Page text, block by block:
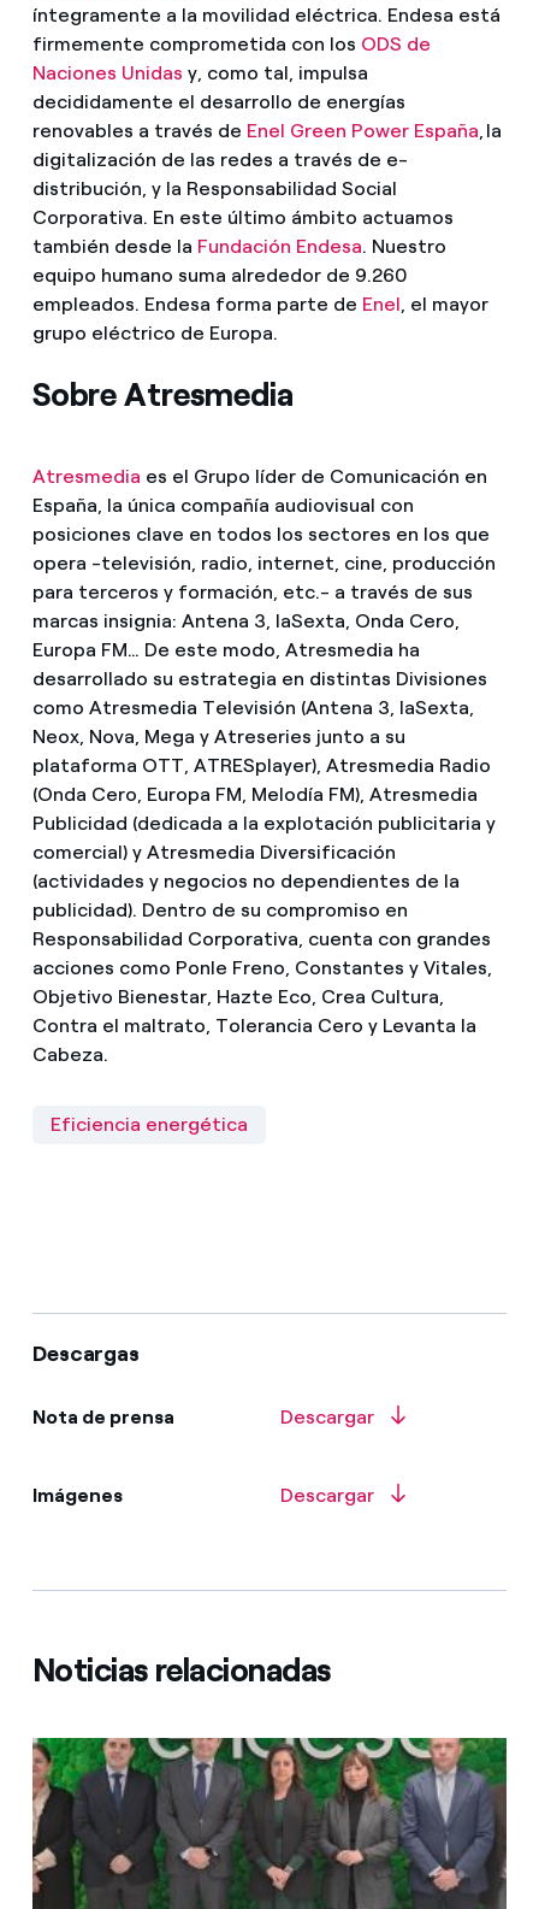
íntegramente a la movilidad eléctrica. Endesa está
firmemente comprometida con los ODS de
Naciones Unidas y, como tal, impulsa
decididamente el desarrollo de energías
renovables a través de Enel Green Power España, la
digitalización de las redes a través de e-
distribución, y la Responsabilidad Social
Corporativa. En este último ámbito actuamos
también desde la Fundación Endesa. Nuestro
equipo humano suma alrededor de 9.260
empleados. Endesa forma parte de Enel, el mayor
grupo eléctrico de Europa.
Sobre Atresmedia
Atresmedia es el Grupo líder de Comunicación en
España, la única compañía audiovisual con
posiciones clave en todos los sectores en los que
opera -televisión, radio, internet, cine, producción
para terceros y formación, etc.- a través de sus
marcas insignia: Antena 3, laSexta, Onda Cero,
Europa FM… De este modo, Atresmedia ha
desarrollado su estrategia en distintas Divisiones
como Atresmedia Televisión (Antena 3, laSexta,
Neox, Nova, Mega y Atreseries junto a su
plataforma OTT, ATRESplayer), Atresmedia Radio
(Onda Cero, Europa FM, Melodía FM), Atresmedia
Publicidad (dedicada a la explotación publicitaria y
comercial) y Atresmedia Diversificación
(actividades y negocios no dependientes de la
publicidad). Dentro de su compromiso en
Responsabilidad Corporativa, cuenta con grandes
acciones como Ponle Freno, Constantes y Vitales,
Objetivo Bienestar, Hazte Eco, Crea Cultura,
Contra el maltrato, Tolerancia Cero y Levanta la
Cabeza.
Eficiencia energética
Descargas
Nota de prensa Descargar
Imágenes Descargar
Noticias relacionadas